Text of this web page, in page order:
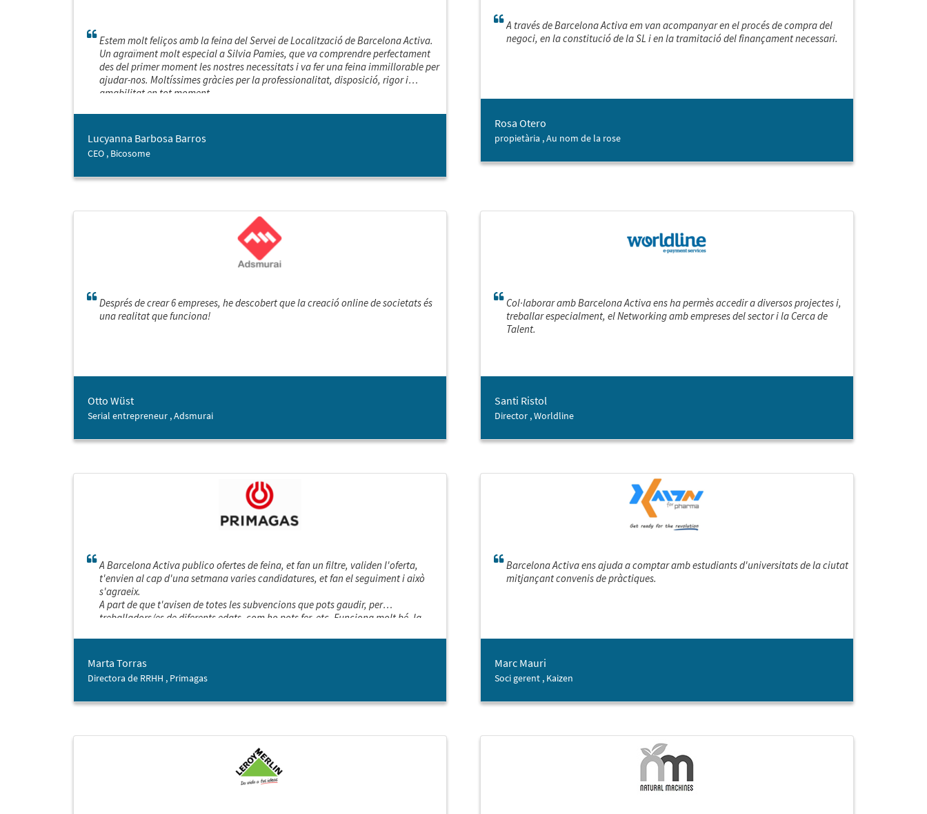
Estem molt feliços amb la feina del Servei de Localització de Barcelona Activa.
Un agraïment molt especial a Silvia Pamies, que va comprendre perfectament
des del primer moment les nostres necessitats i va fer una feina immillorable per
ajudar-nos. Moltíssimes gràcies per la professionalitat, disposició, rigor i
amabilitat en tot moment.
Lucyanna Barbosa Barros
CEO , Bicosome
A través de Barcelona Activa em van acompanyar en el procés de compra del
negoci, en la constitució de la SL i en la tramitació del finançament necessari.
Rosa Otero
propietària , Au nom de la rose
Després de crear 6 empreses, he descobert que la creació online de societats és
una realitat que funciona!
Otto Wüst
Serial entrepreneur , Adsmurai
Col·laborar amb Barcelona Activa ens ha permès accedir a diversos projectes i,
treballar especialment, el Networking amb empreses del sector i la Cerca de
Talent.
Santi Ristol
Director , Worldline
A Barcelona Activa publico ofertes de feina, et fan un filtre, validen l'oferta,
t'envien al cap d'una setmana varies candidatures, et fan el seguiment i això
s'agraeix.
A part de que t'avisen de totes les subvencions que pots gaudir, per
treballadors/es de diferents edats, com ho pots fer, etc. Funciona molt bé, la
Marta Torras
Directora de RRHH , Primagas
Barcelona Activa ens ajuda a comptar amb estudiants d'universitats de la ciutat
mitjançant convenis de pràctiques.
Marc Mauri
Soci gerent , Kaizen